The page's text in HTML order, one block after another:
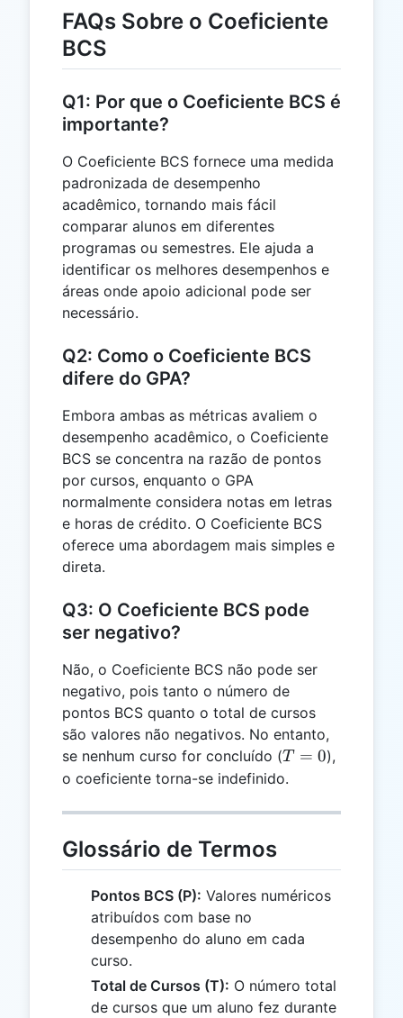
FAQs Sobre o Coeficiente
BCS
Q1: Por que o Coeficiente BCS é
importante?
O Coeficiente BCS fornece uma medida
padronizada de desempenho
acadêmico, tornando mais fácil
comparar alunos em diferentes
programas ou semestres. Ele ajuda a
identificar os melhores desempenhos e
áreas onde apoio adicional pode ser
necessário.
Q2: Como o Coeficiente BCS
difere do GPA?
Embora ambas as métricas avaliem o
desempenho acadêmico, o Coeficiente
BCS se concentra na razão de pontos
por cursos, enquanto o GPA
normalmente considera notas em letras
e horas de crédito. O Coeficiente BCS
oferece uma abordagem mais simples e
direta.
Q3: O Coeficiente BCS pode
ser negativo?
Não, o Coeficiente BCS não pode ser
negativo, pois tanto o número de
pontos BCS quanto o total de cursos
são valores não negativos. No entanto,
se nenhum curso for concluído (T
=
T = 0),
o coeficiente torna-se indefinido.
Glossário de Termos
Pontos BCS (P): Valores numéricos
atribuídos com base no
desempenho do aluno em cada
curso.
Total de Cursos (T): O número total
de cursos que um aluno fez durante